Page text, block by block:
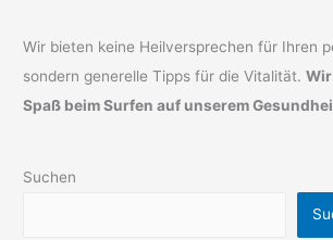
Wir bieten keine Heilversprechen für Ihren
sondern generelle Tipps für die Vitalität.
Spaß beim Surfen auf unserem
Suchen